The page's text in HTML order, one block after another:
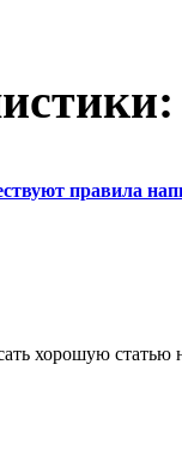
правила
хорошую